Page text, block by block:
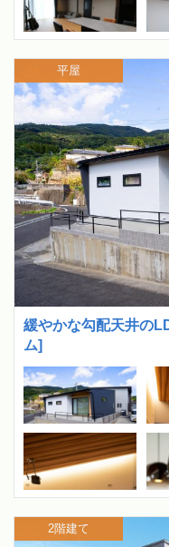
緩やかな勾配天井の
ム]
平屋
2階建て